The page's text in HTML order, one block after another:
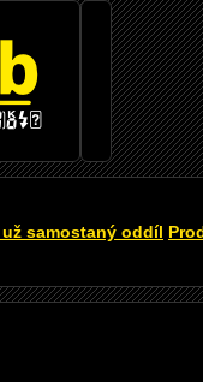
samostaný oddíl